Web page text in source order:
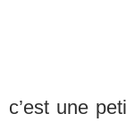
c’est une